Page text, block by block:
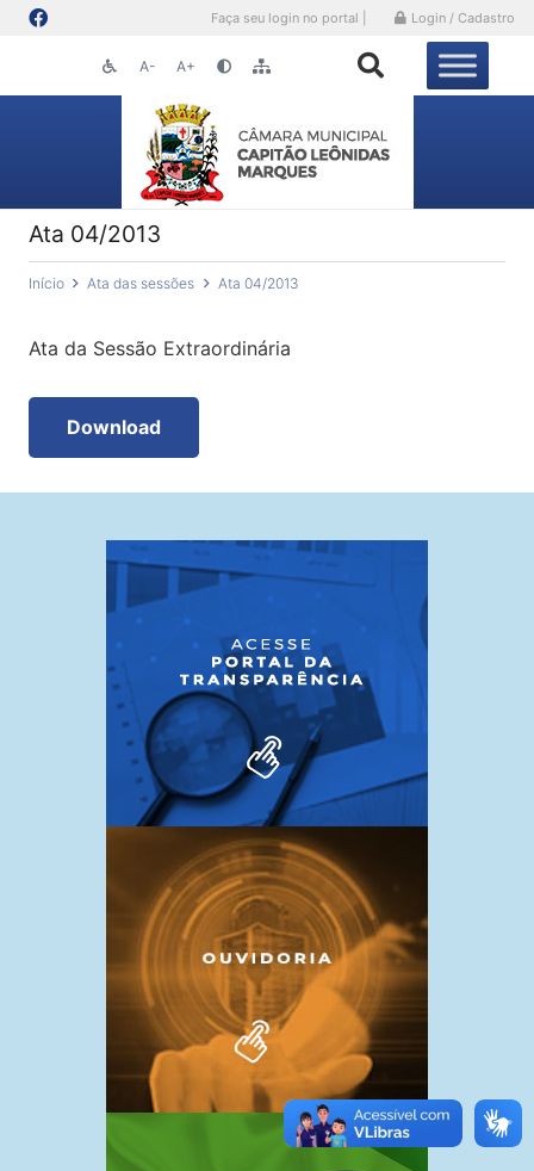
Faça seu login no portal | Login / Cadastro
A- A+
Ata 04/2013
Início Ata das sessões Ata 04/2013
Ata da Sessão Extraordinária
Download